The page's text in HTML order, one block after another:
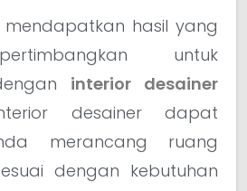
mendapatkan hasil yang
untuk
interior desainer
desainer dapat
merancang ruang
dengan kebutuhan